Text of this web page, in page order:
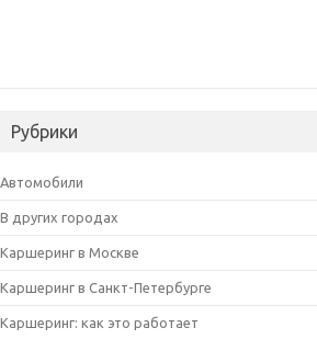
Рубрики
Автомобили
В других городах
Каршеринг в Москве
Каршеринг в Санкт-Петербурге
Каршеринг: как это работает